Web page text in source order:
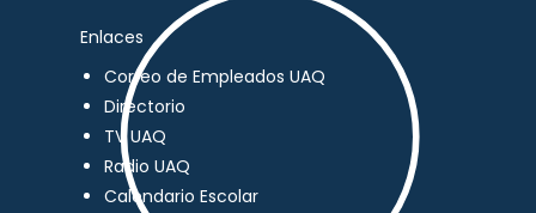
Enlaces
Correo de Empleados UAQ
Directorio
TV UAQ
Radio UAQ
Calendario Escolar